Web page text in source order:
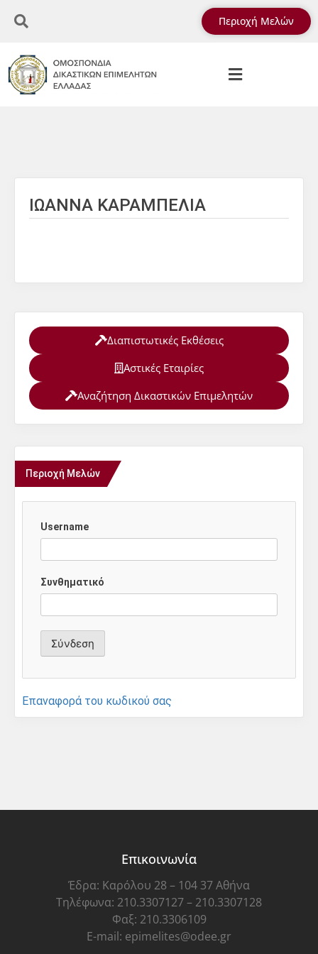
Περιοχή Μελών
ΙΩΑΝΝΑ ΚΑΡΑΜΠΕΛΙΑ
Διαπιστωτικές Εκθέσεις
Αστικές Εταιρίες
Αναζήτηση Δικαστικών Επιμελητών
Περιοχή Μελών
Username
Συνθηματικό
Επαναφορά του κωδικού σας
Επικοινωνία
Έδρα: Καρόλου 28 – 104 37 Αθήνα
Τηλέφωνα: 210.3307127 – 210.3307128
Φαξ: 210.3306109
E-mail: epimelites@odee.gr